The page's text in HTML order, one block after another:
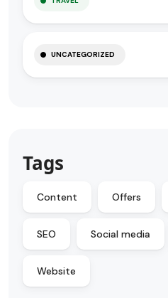
UNCATEGORIZED
Tags
Content Offers
SEO Social media
Website